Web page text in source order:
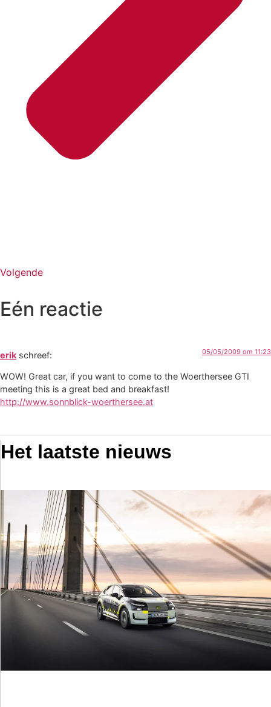
Volgende
Eén reactie
erik schreef: 05/05/2009 om 11:23
WOW! Great car, if you want to come to the Woerthersee GTI
meeting this is a great bed and breakfast!
http://www.sonnblick-woerthersee.at
Het laatste nieuws